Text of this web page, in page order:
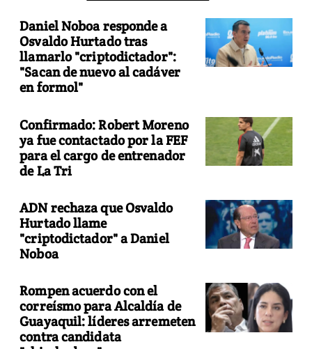
Daniel Noboa responde a
Osvaldo Hurtado tras
llamarlo "criptodictador":
"Sacan de nuevo al cadáver
en formol"
Confirmado: Robert Moreno
ya fue contactado por la FEF
para el cargo de entrenador
de La Tri
ADN rechaza que Osvaldo
Hurtado llame
"criptodictador" a Daniel
Noboa
Rompen acuerdo con el
correísmo para Alcaldía de
Guayaquil: líderes arremeten
contra candidata